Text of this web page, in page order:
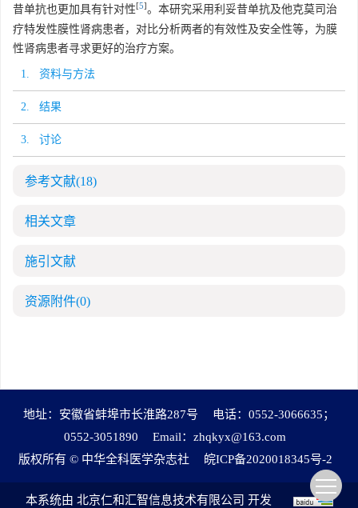
昔单抗也更加具有针对性[5]。本研究采用利妥昔单抗及他克莫司治
疗特发性膜性肾病患者，对比分析两者的有效性及安全性等，为膜
性肾病患者寻求更好的治疗方案。
1. 资料与方法
2. 结果
3. 讨论
参考文献(18)
相关文章
施引文献
资源附件(0)
地址：安徽省蚌埠市长淮路287号
电话：0552-3066635；
0552-3051890
Email： zhqkyx@163.com
版权所有 © 中华全科医学杂志社
皖ICP备2020018345号-2
本系统由 北京仁和汇智信息技术有限公司 开发